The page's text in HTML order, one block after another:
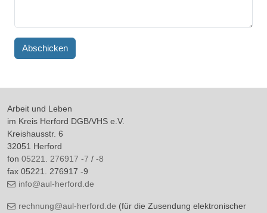
Arbeit und Leben
im Kreis Herford DGB/VHS e.V.
Kreishausstr. 6
32051 Herford
fon 05221. 276917 -7 / -8
fax 05221. 276917 -9
info@aul-herford.de
rechnung@aul-herford.de (für die Zusendung elektronischer